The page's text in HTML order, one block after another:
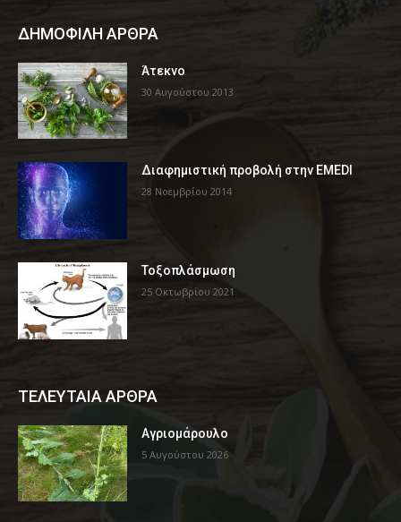
ΔΗΜΟΦΙΛΗ ΑΡΘΡΑ
Άτεκνο
30 Αυγούστου 2013
Διαφημιστική προβολή στην EMEDI
28 Νοεμβρίου 2014
Τοξοπλάσμωση
25 Οκτωβρίου 2021
ΤΕΛΕΥΤΑΙΑ ΑΡΘΡΑ
Αγριομάρουλο
5 Αυγούστου 2026